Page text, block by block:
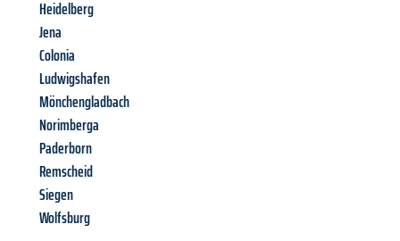
Heidelberg
Jena
Colonia
Ludwigshafen
Mönchengladbach
Norimberga
Paderborn
Remscheid
Siegen
Wolfsburg